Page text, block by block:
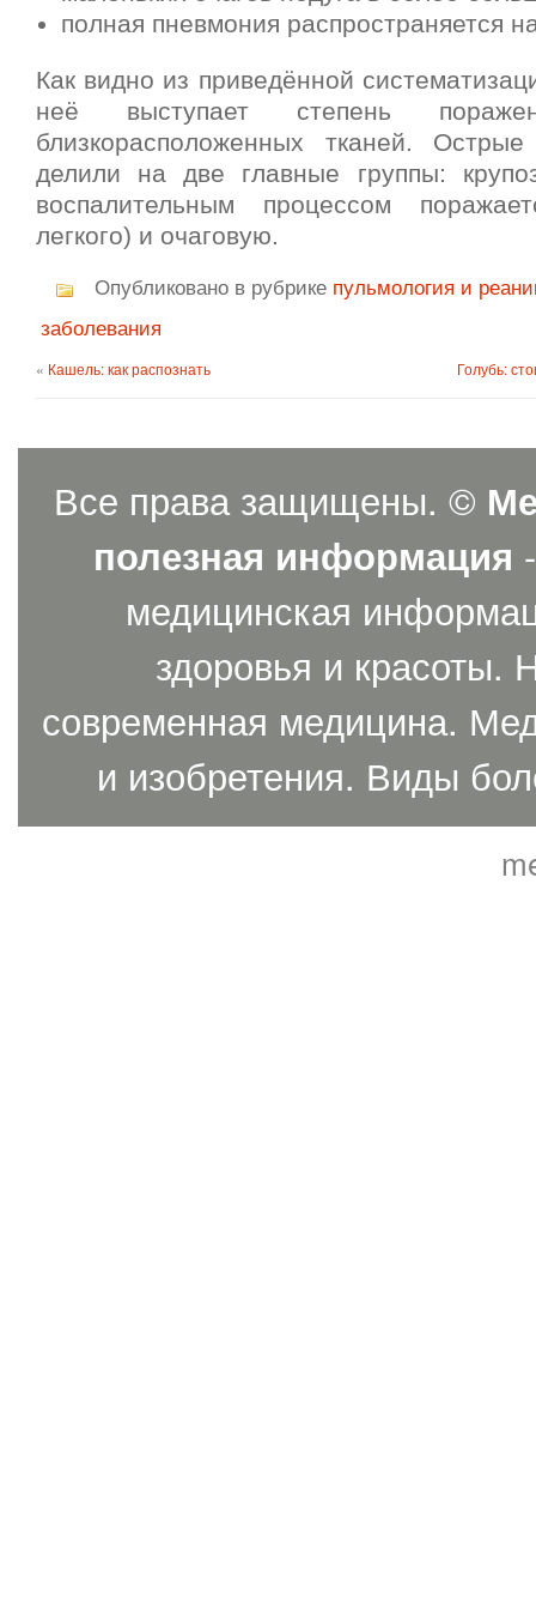
полная пневмония распространяется
Как видно из приведённой
неё выступает степень
близкорасположенных тканей.
делили на две главные группы:
воспалительным процессом
легкого) и очаговую.
Опубликовано в рубрике пульмология и
заболевания
« Кашель: как распознать Голубь:
Все права защищены. ©
полезная информация
медицинская
здоровья и красоты.
современная медицина.
и изобретения. Виды